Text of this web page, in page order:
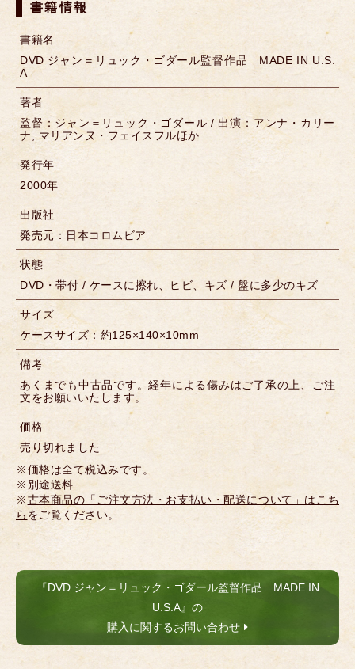
書籍情報
書籍名
DVD ジャン＝リュック・ゴダール監督作品 MADE IN U.S.
A
著者
監督：ジャン＝リュック・ゴダール / 出演：アンナ・カリー
ナ, マリアンヌ・フェイスフルほか
発行年
2000年
出版社
発売元：日本コロムビア
状態
DVD・帯付 / ケースに擦れ、ヒビ、キズ / 盤に多少のキズ
サイズ
ケースサイズ：約125×140×10mm
備考
あくまでも中古品です。経年による傷みはご了承の上、ご注
文をお願いいたします。
価格
売り切れました
※価格は全て税込みです。
※別途送料
※古本商品の「ご注文方法・お支払い・配送について」はこち
ら をご覧ください。
『DVD ジャン＝リュック・ゴダール監督作品 MADE IN
U.S.A』の
購入に関するお問い合わせ